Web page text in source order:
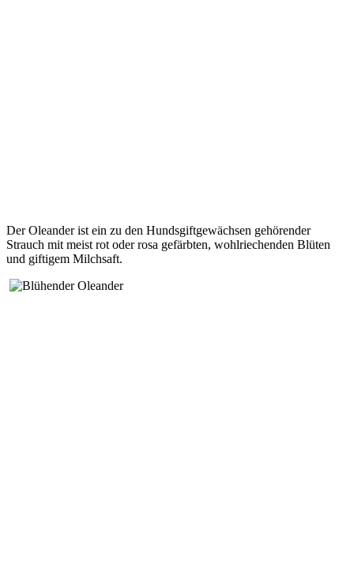
Der Oleander ist ein zu den Hundsgiftgewächsen gehörender
Strauch mit meist rot oder rosa gefärbten, wohlriechenden Blüten
und giftigem Milchsaft.